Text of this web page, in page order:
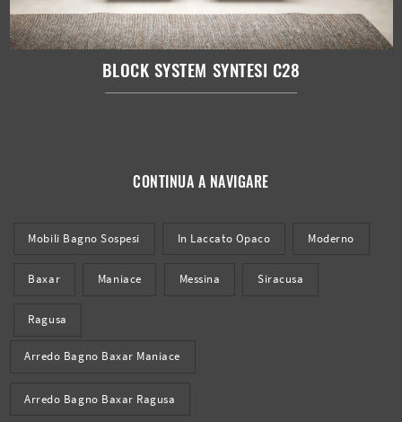
BLOCK SYSTEM SYNTESI C28
CONTINUA A NAVIGARE
Mobili Bagno Sospesi In Laccato Opaco Moderno
Baxar Maniace Messina Siracusa
Ragusa
Arredo Bagno Baxar Maniace
Arredo Bagno Baxar Ragusa